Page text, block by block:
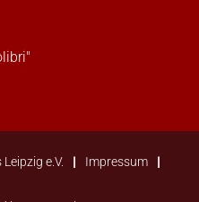
e.V. Impressum